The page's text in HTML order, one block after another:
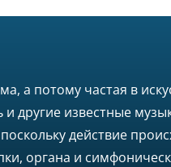
а потому частая в
и другие известные
действие
органа и